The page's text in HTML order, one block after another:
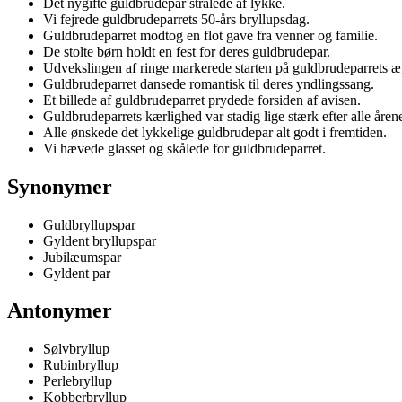
Vi fejrede guldbrudeparrets 50-års bryllupsdag.
Guldbrudeparret modtog en flot gave fra venner og familie.
De stolte børn holdt en fest for deres guldbrudepar.
Udvekslingen af ringe markerede starten på guldbrudeparrets
Guldbrudeparret dansede romantisk til deres yndlingssang.
Et billede af guldbrudeparret prydede forsiden af avisen.
Guldbrudeparrets kærlighed var stadig lige stærk efter alle
Alle ønskede det lykkelige guldbrudepar alt godt i fremtiden.
Vi hævede glasset og skålede for guldbrudeparret.
Synonymer
Guldbryllupspar
Gyldent bryllupspar
Jubilæumspar
Gyldent par
Antonymer
Sølvbryllup
Rubinbryllup
Perlebryllup
Kobberbryllup